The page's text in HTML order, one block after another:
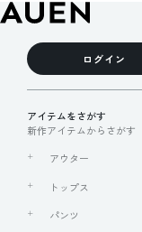
ログイン
アイテムをさがす
新作アイテムからさがす
アウター
トップス
パンツ